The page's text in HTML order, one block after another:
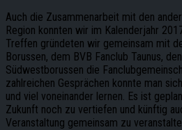
Auch die Zusammenarbeit mit den
Region konnten wir im Kalenderjahr
Treffen gründeten wir gemeinsam mit
Borussen, dem BVB Fanclub Taunus,
Südwestborussen die
zahlreichen Gesprächen konnte man
und viel voneinander lernen. Es ist
Zukunft noch zu vertiefen und künftig
Veranstaltung gemeinsam zu